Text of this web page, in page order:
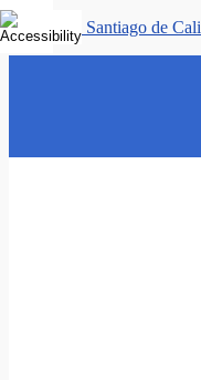
Personería Santiago de Cali